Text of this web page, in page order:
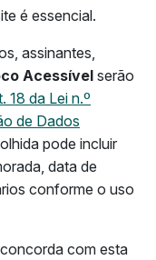
é essencial.
assinantes,
Acessível serão
18 da Lei n.º
de Dados
pode incluir
data de
conforme o uso
com esta